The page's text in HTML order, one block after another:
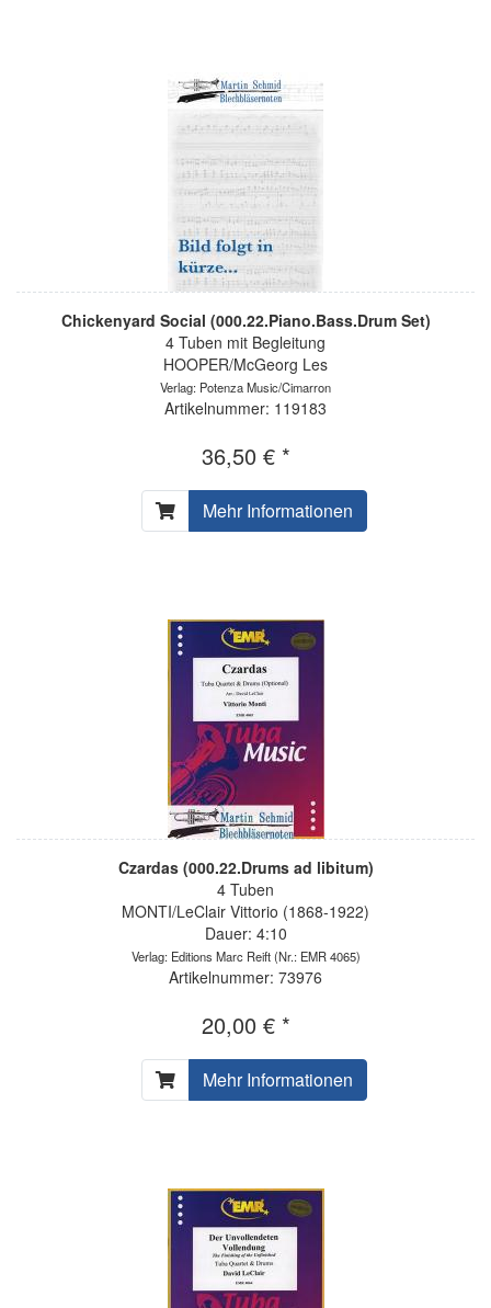
Chickenyard Social (000.22.Piano.Bass.Drum Set)
4 Tuben mit Begleitung
HOOPER/McGeorg Les
Verlag: Potenza Music/Cimarron
Artikelnummer: 119183
36,50 € *
Mehr Informationen
Czardas (000.22.Drums ad libitum)
4 Tuben
MONTI/LeClair Vittorio (1868-1922)
Dauer: 4:10
Verlag: Editions Marc Reift(Nr.: EMR 4065)
Artikelnummer: 73976
20,00 € *
Mehr Informationen